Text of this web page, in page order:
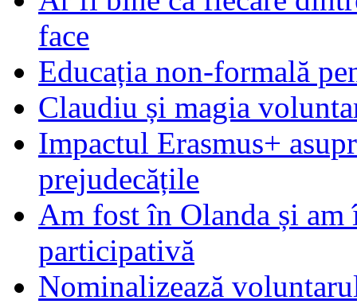
face
Educația non-formală
Claudiu și magia
Impactul Erasmus+
prejudecățile
Am fost în Olanda și am
participativă
Nominalizează